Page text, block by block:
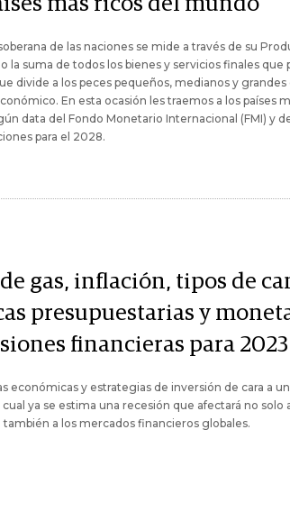
de las naciones se mide a través de su
la suma de todos los bienes y servicios finales que
divide a los peces pequeños, medianos y grandes
En esta ocasión les traemos a los países
data del Fondo Monetario Internacional (FMI) y
para el 2028.
gas, inflación, tipos de
presupuestarias y
financieras para 2023
económicas y estrategias de inversión de cara a
ya se estima una recesión que afectará no solo
también a los mercados financieros globales.